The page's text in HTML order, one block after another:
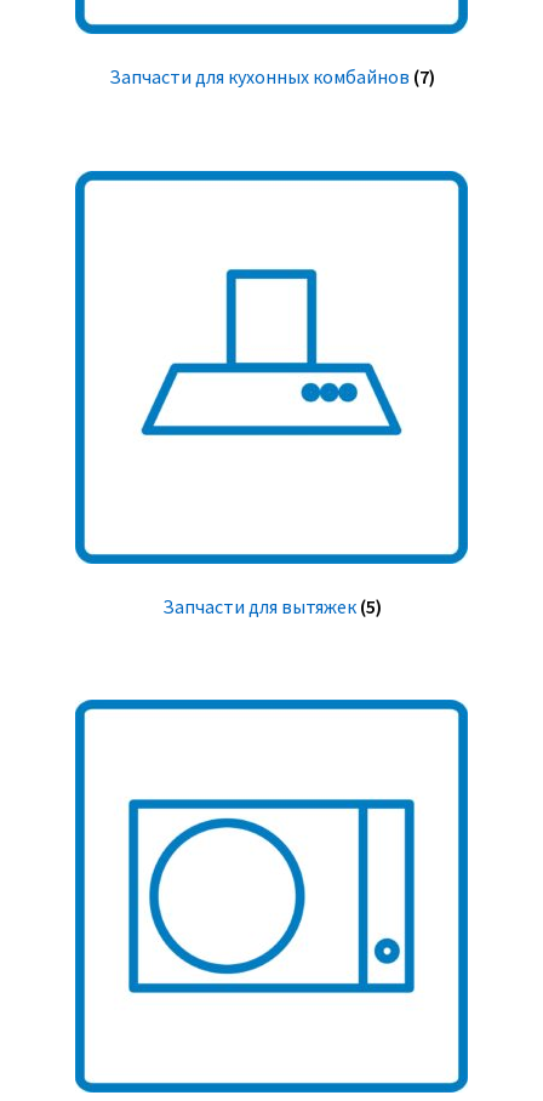
Запчасти для кухонных комбайнов (7)
Запчасти для вытяжек (5)